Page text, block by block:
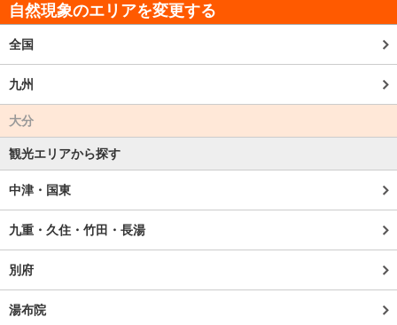
自然現象のエリアを変更する
全国
九州
大分
観光エリアから探す
中津・国東
九重・久住・竹田・長湯
別府
湯布院